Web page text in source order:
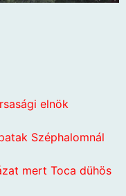
elnök
Széphalomnál
mert Toca dühös